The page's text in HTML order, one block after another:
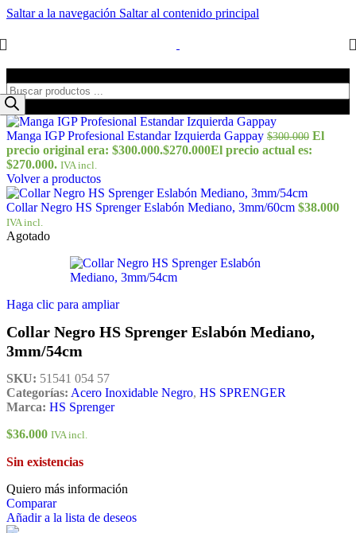
Saltar a la navegación Saltar al contenido principal
Manga IGP Profesional Estandar Izquierda Gappay $300.000 El
precio original era: $300.000.$270.000El precio actual es:
$270.000. IVA incl.
Volver a productos
Collar Negro HS Sprenger Eslabón Mediano, 3mm/60cm $38.000
IVA incl.
Agotado
Haga clic para ampliar
Collar Negro HS Sprenger Eslabón Mediano,
3mm/54cm
SKU: 51541 054 57
Categorías: Acero Inoxidable Negro, HS SPRENGER
Marca: HS Sprenger
$36.000 IVA incl.
Sin existencias
Quiero más información
Comparar
Añadir a la lista de deseos